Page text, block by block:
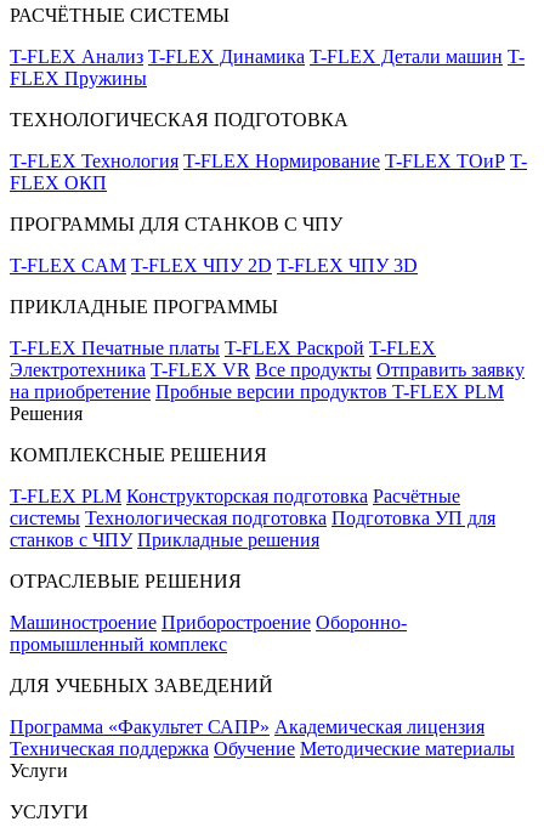
РАСЧЁТНЫЕ СИСТЕМЫ
T-FLEX Анализ T-FLEX Динамика T-FLEX Детали машин T-
FLEX Пружины
ТЕХНОЛОГИЧЕСКАЯ ПОДГОТОВКА
T-FLEX Технология T-FLEX Нормирование T-FLEX ТОиР T-
FLEX ОКП
ПРОГРАММЫ ДЛЯ СТАНКОВ С ЧПУ
T-FLEX CAM T-FLEX ЧПУ 2D T-FLEX ЧПУ 3D
ПРИКЛАДНЫЕ ПРОГРАММЫ
T-FLEX Печатные платы T-FLEX Раскрой T-FLEX
Электротехника T-FLEX VR Все продукты Отправить заявку
на приобретение Пробные версии продуктов T-FLEX PLM
Решения
КОМПЛЕКСНЫЕ РЕШЕНИЯ
T-FLEX PLM Конструкторская подготовка Расчётные
системы Технологическая подготовка Подготовка УП для
станков с ЧПУ Прикладные решения
ОТРАСЛЕВЫЕ РЕШЕНИЯ
Машиностроение Приборостроение Оборонно-
промышленный комплекс
ДЛЯ УЧЕБНЫХ ЗАВЕДЕНИЙ
Программа «Факультет САПР» Академическая лицензия
Техническая поддержка Обучение Методические материалы
Услуги
УСЛУГИ